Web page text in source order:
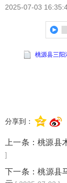
2025-07-03
桃源县三阳
分享到：
上一条：桃源县
]
下一条：桃源县